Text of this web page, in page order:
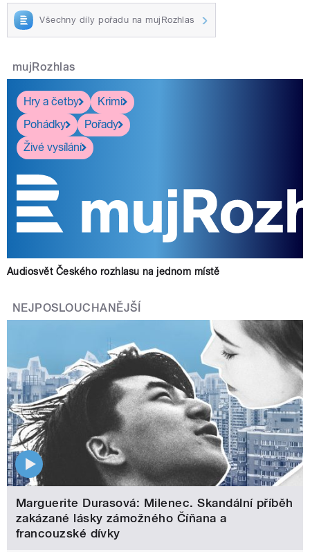
Všechny díly pořadu na mujRozhlas
mujRozhlas
Hry a četby
Krimi
Pohádky
Pořady
Živé vysílání
Audiosvět Českého rozhlasu na jednom místě
NEJPOSLOUCHANĚJŠÍ
Marguerite Durasová: Milenec. Skandální příběh
zakázané lásky zámožného Číňana a
francouzské dívky